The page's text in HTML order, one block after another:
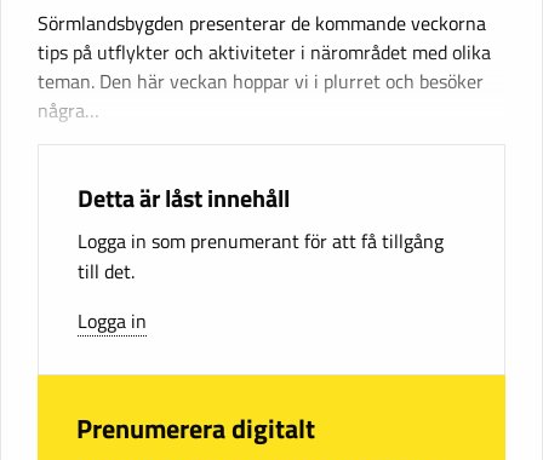
Sörmlandsbygden presenterar de kommande veckorna
tips på utflykter och aktiviteter i närområdet med olika
teman. Den här veckan hoppar vi i plurret och besöker
några…
Detta är låst innehåll
Logga in som prenumerant för att få tillgång
till det.
Logga in
Prenumerera digitalt